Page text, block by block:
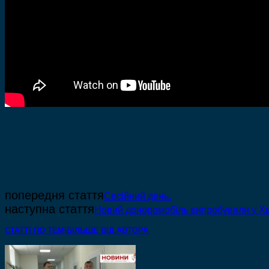
попередня статтяСесійний день.
наступна статтяНовий доноромобіль випробували у
СТАТТІ ПО ТЕМІ БІЛЬШЕ ВІД АВТОРА